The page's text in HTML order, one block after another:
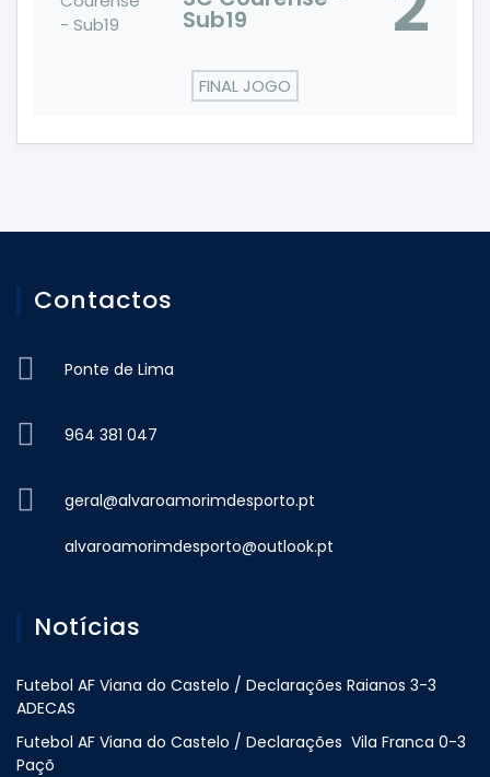
Sub19
FINAL JOGO
Contactos
Ponte de Lima
964 381 047
geral@alvaroamorimdesporto.pt
alvaroamorimdesporto@outlook.pt
Notícias
Futebol AF Viana do Castelo / Declarações Raianos 3-3
ADECAS
Futebol AF Viana do Castelo / Declarações Vila Franca 0-3
Paçõ